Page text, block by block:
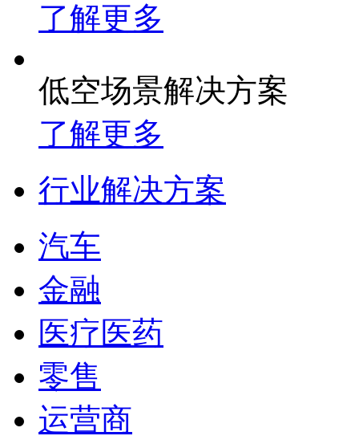
了解更多
低空场景解决方案
了解更多
行业解决方案
汽车
金融
医疗医药
零售
运营商